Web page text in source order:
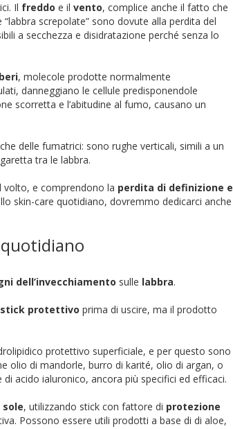
Il freddo e il vento, complice anche il fatto che
“labbra screpolate” sono dovute alla perdita del
a secchezza e disidratazione perché senza lo
, molecole prodotte normalmente
danneggiano le cellule predisponendole
scorretta e l’abitudine al fumo, causano un
delle fumatrici: sono rughe verticali, simili a un
tra le labbra.
volto, e comprendono la perdita di definizione e
skin-care quotidiano, dovremmo dedicarci anche
dell’invecchiamento sulle labbra.
stick protettivo prima di uscire, ma il prodotto
protettivo superficiale, e per questo sono
olio di mandorle, burro di karité, olio di argan, o
acido ialuronico, ancora più specifici ed efficaci.
, utilizzando stick con fattore di protezione
Possono essere utili prodotti a base di di aloe,